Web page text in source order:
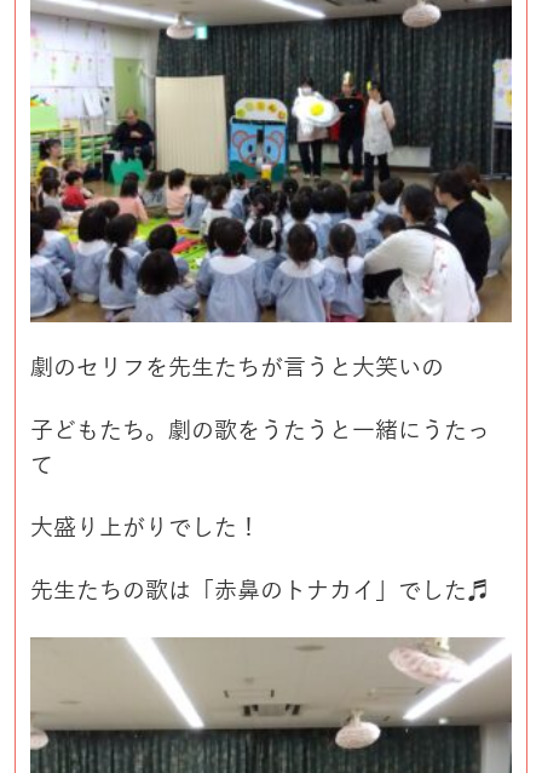
劇のセリフを先生たちが言うと大笑いの
子どもたち。劇の歌をうたうと一緒にうたっ
て
大盛り上がりでした！
先生たちの歌は「赤鼻のトナカイ」でした♬